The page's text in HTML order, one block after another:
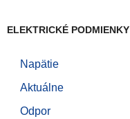
ELEKTRICKÉ PODMIENKY
Napätie
Aktuálne
Odpor